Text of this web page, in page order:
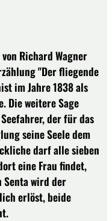
Richard Wagner
"Der fliegende
im Jahre 1838 als
Die weitere Sage
der für das
seine Seele dem
darf alle sieben
eine Frau findet,
Senta wird der
erlöst, beide